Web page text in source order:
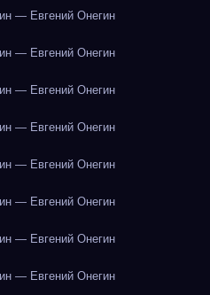
— Евгений Онегин
— Евгений Онегин
— Евгений Онегин
— Евгений Онегин
— Евгений Онегин
— Евгений Онегин
— Евгений Онегин
— Евгений Онегин